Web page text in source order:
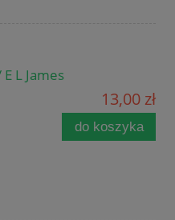
L James
13,00 zł
do koszyka